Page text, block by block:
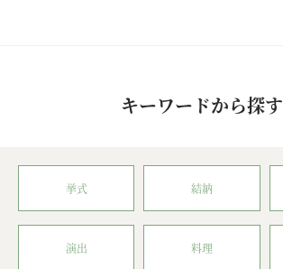
キーワードから探す
挙式 結納
演出 料理